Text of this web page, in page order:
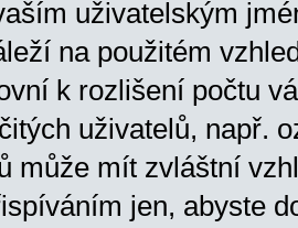
uživatelským
na použitém
k rozlišení počtu
uživatelů, např.
může mít zvláštní
jen, abyste